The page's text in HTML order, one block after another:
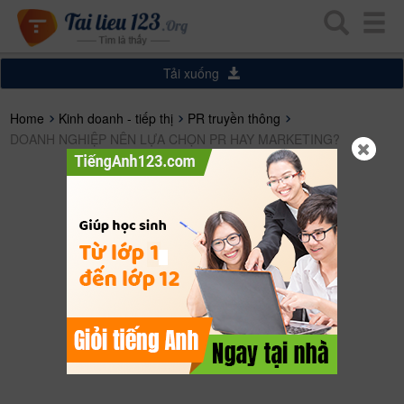
Tải xuống
Home Kinh doanh - tiếp thị
PR truyền thông
DOANH NGHIỆP NÊN LỰA CHỌN PR HAY MARKETING?